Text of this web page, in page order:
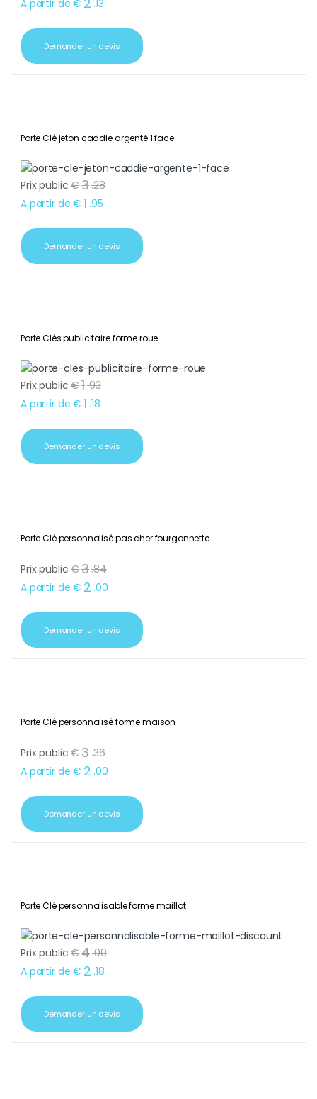
A partir de € .13
Demander un devis
Porte Clé jeton caddie argenté 1 face
Prix public €3.28
A partir de € 1 .95
Demander un devis
Porte Clés publicitaire forme roue
Prix public €1.93
A partir de € 1 .18
Demander un devis
Porte Clé personnalisé pas cher fourgonnette
Prix public €3.84
A partir de € 2 .00
Demander un devis
Porte Clé personnalisé forme maison
Prix public €3.36
A partir de € 2 .00
Demander un devis
Porte Clé personnalisable forme maillot
Prix public €4.00
A partir de € 2 .18
Demander un devis